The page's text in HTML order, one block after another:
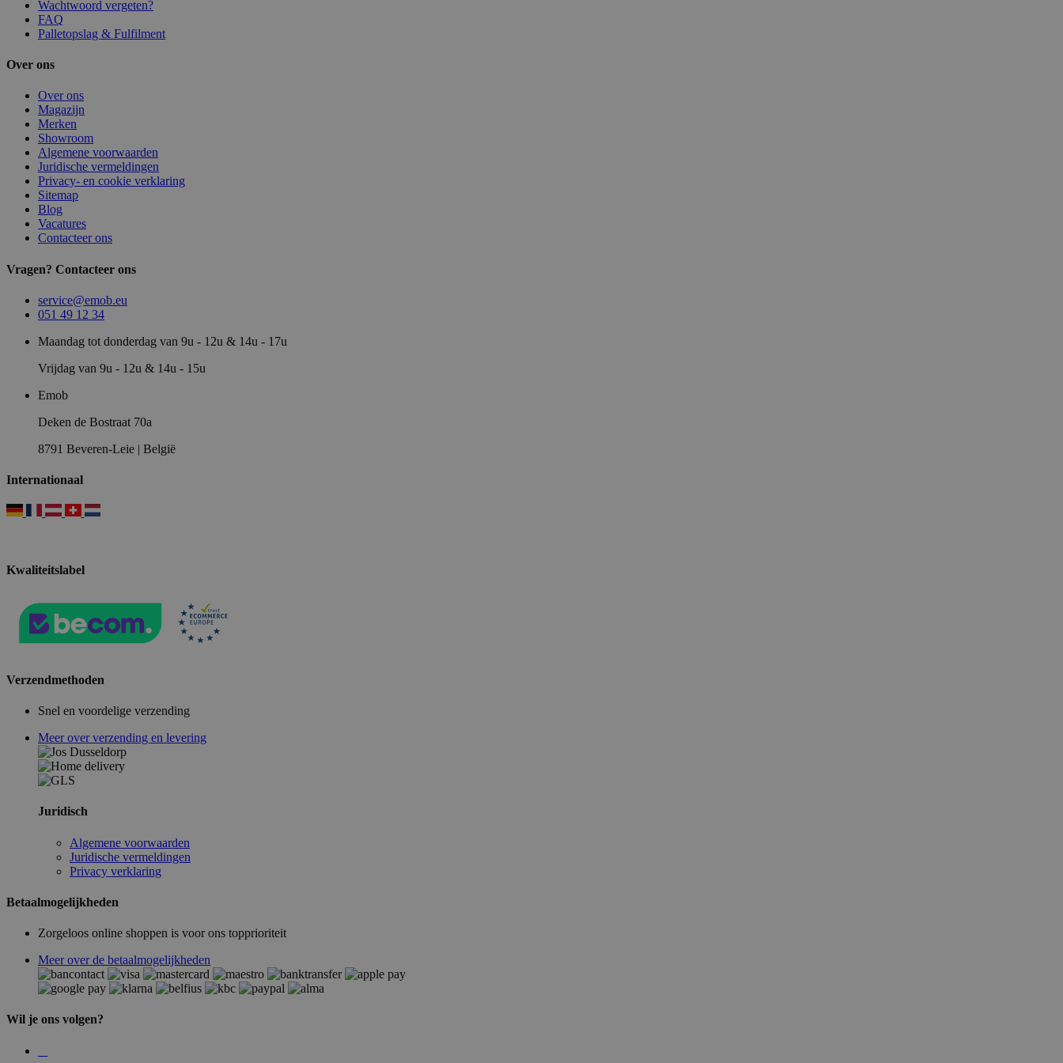
Wachtwoord vergeten?
FAQ
Palletopslag & Fulfilment
Over ons
Over ons
Magazijn
Merken
Showroom
Algemene voorwaarden
Juridische vermeldingen
Privacy- en cookie verklaring
Sitemap
Blog
Vacatures
Contacteer ons
Vragen? Contacteer ons
service@emob.eu
051 49 12 34
Maandag tot donderdag van 9u - 12u & 14u - 17u
Vrijdag van 9u - 12u & 14u - 15u
Emob
Deken de Bostraat 70a
8791 Beveren-Leie | België
Internationaal
Kwaliteitslabel
Verzendmethoden
Snel en voordelige verzending
Meer over verzending en levering
Juridisch
Algemene voorwaarden
Juridische vermeldingen
Privacy verklaring
Betaalmogelijkheden
Zorgeloos online shoppen is voor ons topprioriteit
Meer over de betaalmogelijkheden
Wil je ons volgen?